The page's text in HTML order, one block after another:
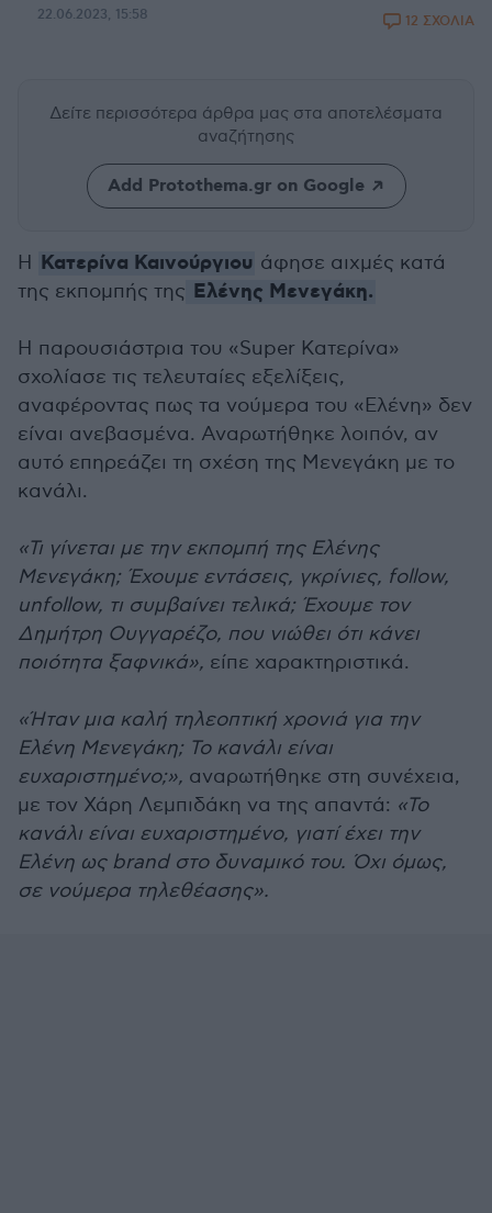
22.06.2023, 15:58 12 ΣΧΟΛΙΑ
Δείτε περισσότερα άρθρα μας στα αποτελέσματα
αναζήτησης
Add Protothema.gr on Google
Η Κατερίνα Καινούργιου άφησε αιχμές κατά
της εκπομπής της Ελένης Μενεγάκη.
Η παρουσιάστρια του «Super Κατερίνα»
σχολίασε τις τελευταίες εξελίξεις,
αναφέροντας πως τα νούμερα του «Ελένη» δεν
είναι ανεβασμένα. Αναρωτήθηκε λοιπόν, αν
αυτό επηρεάζει τη σχέση της Μενεγάκη με το
κανάλι.
«Τι γίνεται με την εκπομπή της Ελένης
Μενεγάκη; Έχουμε εντάσεις, γκρίνιες, follow,
unfollow, τι συμβαίνει τελικά; Έχουμε τον
Δημήτρη Ουγγαρέζο, που νιώθει ότι κάνει
ποιότητα ξαφνικά», είπε χαρακτηριστικά.
«Ήταν μια καλή τηλεοπτική χρονιά για την
Ελένη Μενεγάκη; Το κανάλι είναι
ευχαριστημένο;», αναρωτήθηκε στη συνέχεια,
με τον Χάρη Λεμπιδάκη να της απαντά: «Το
κανάλι είναι ευχαριστημένο, γιατί έχει την
Ελένη ως brand στο δυναμικό του. Όχι όμως,
σε νούμερα τηλεθέασης».